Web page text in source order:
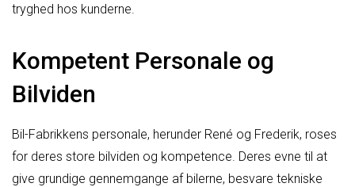
tryghed hos kunderne.
Kompetent Personale og
Bilviden
Bil-Fabrikkens personale, herunder René og Frederik, roses
for deres store bilviden og kompetence. Deres evne til at
give grundige gennemgange af bilerne, besvare tekniske